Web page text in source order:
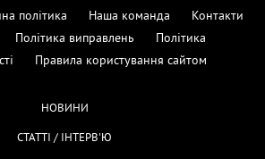
політика Наша команда
Контакти
Політика виправлень
Політика
Правила користування сайтом
НОВИНИ
СТАТТІ / ІНТЕРВ'Ю